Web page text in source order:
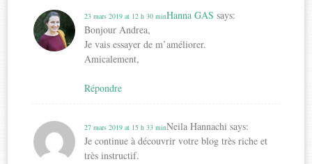
Hanna GAS says:
23 mars 2019 at 12 h 30 min
Bonjour Andrea,
Je vais essayer de m’améliorer.
Amicalement,
Répondre
Neila Hannachi says:
27 mars 2019 at 15 h 33 min
Je continue à découvrir votre blog très riche et
très instructif.